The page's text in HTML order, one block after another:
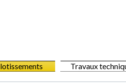
Travaux